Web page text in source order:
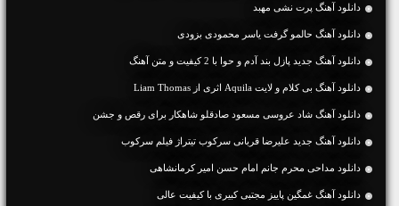
دانلود آهنگ پرت نشی مهبد
دانلود آهنگ حالمو گرفت یاسر محمودی بزودی
دانلود آهنگ جديد پازل بند آدم و حوا با 2 کیفیت و متن آهنگ
دانلود آهنگ بی کلام و لایت Aquila اثری از Liam Thomas
دانلود آهنگ شاد عروسی مسعود صادقلو شاهکار برای رقص و جشن
دانلود آهنگ جدید علیرضا قربانی سرکوب تیتراژ فیلم سرکوب
دانلود مداحی محرم جانم امام حسن امیر کرمانشاهی
دانلود آهنگ غمگین پاییز مجتبی کبیری با کیفیت عالی